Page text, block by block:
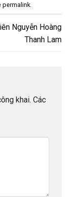
permalink
Nguyễn Hoàng
Thanh Lam
khai. Các